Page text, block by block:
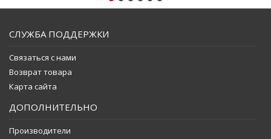
СЛУЖБА ПОДДЕРЖКИ
Связаться с нами
Возврат товара
Карта сайта
ДОПОЛНИТЕЛЬНО
Производители